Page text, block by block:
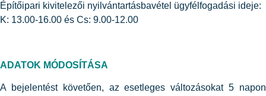
Építőipari kivitelezői nyilvántartásbavétel ügyfélfogadási ideje:
K: 13.00-16.00 és Cs: 9.00-12.00
ADATOK MÓDOSÍTÁSA
A bejelentést követően, az esetleges változásokat 5 napon